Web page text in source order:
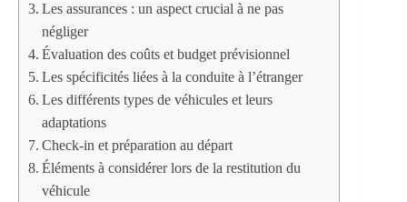
Les assurances : un aspect crucial à ne pas
négliger
Évaluation des coûts et budget prévisionnel
Les spécificités liées à la conduite à l’étranger
Les différents types de véhicules et leurs
adaptations
Check-in et préparation au départ
Éléments à considérer lors de la restitution du
véhicule